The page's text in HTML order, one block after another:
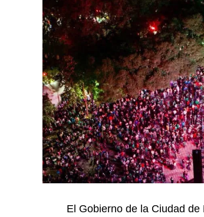
El Gobierno de la Ciudad